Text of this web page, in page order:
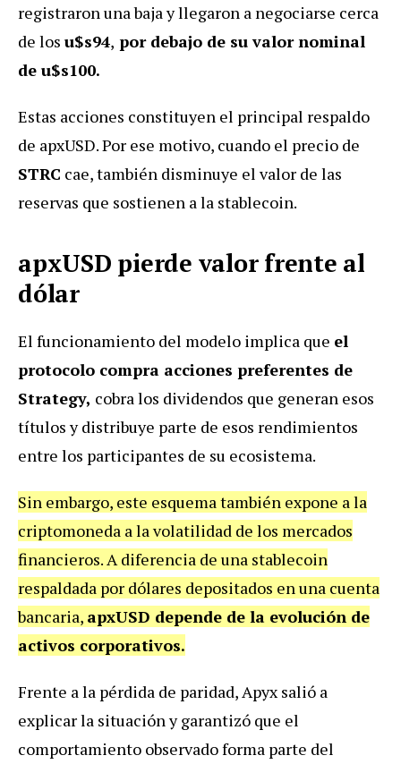
registraron una baja y llegaron a negociarse cerca
de los u$s94, por debajo de su valor nominal
de u$s100.
Estas acciones constituyen el principal respaldo
de apxUSD. Por ese motivo, cuando el precio de
STRC cae, también disminuye el valor de las
reservas que sostienen a la stablecoin.
apxUSD pierde valor frente al
dólar
El funcionamiento del modelo implica que el
protocolo compra acciones preferentes de
Strategy, cobra los dividendos que generan esos
títulos y distribuye parte de esos rendimientos
entre los participantes de su ecosistema.
Sin embargo, este esquema también expone a la
criptomoneda a la volatilidad de los mercados
financieros. A diferencia de una stablecoin
respaldada por dólares depositados en una cuenta
bancaria, apxUSD depende de la evolución de
activos corporativos.
Frente a la pérdida de paridad, Apyx salió a
explicar la situación y garantizó que el
comportamiento observado forma parte del